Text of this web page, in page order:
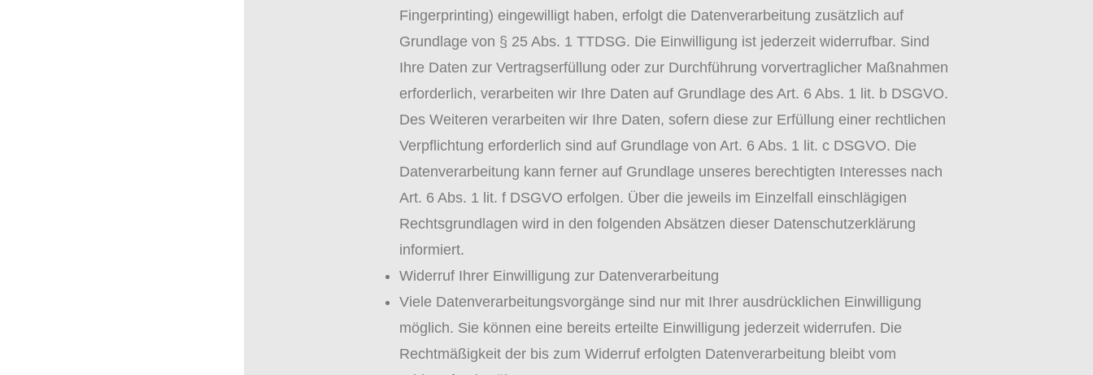
Fingerprinting) eingewilligt haben, erfolgt die Datenverarbeitung zusätzlich auf
Grundlage von § 25 Abs. 1 TTDSG. Die Einwilligung ist jederzeit widerrufbar. Sind
Ihre Daten zur Vertragserfüllung oder zur Durchführung vorvertraglicher Maßnahmen
erforderlich, verarbeiten wir Ihre Daten auf Grundlage des Art. 6 Abs. 1 lit. b DSGVO.
Des Weiteren verarbeiten wir Ihre Daten, sofern diese zur Erfüllung einer rechtlichen
Verpflichtung erforderlich sind auf Grundlage von Art. 6 Abs. 1 lit. c DSGVO. Die
Datenverarbeitung kann ferner auf Grundlage unseres berechtigten Interesses nach
Art. 6 Abs. 1 lit. f DSGVO erfolgen. Über die jeweils im Einzelfall einschlägigen
Rechtsgrundlagen wird in den folgenden Absätzen dieser Datenschutzerklärung
informiert.
Widerruf Ihrer Einwilligung zur Datenverarbeitung
Viele Datenverarbeitungsvorgänge sind nur mit Ihrer ausdrücklichen Einwilligung
möglich. Sie können eine bereits erteilte Einwilligung jederzeit widerrufen. Die
Rechtmäßigkeit der bis zum Widerruf erfolgten Datenverarbeitung bleibt vom